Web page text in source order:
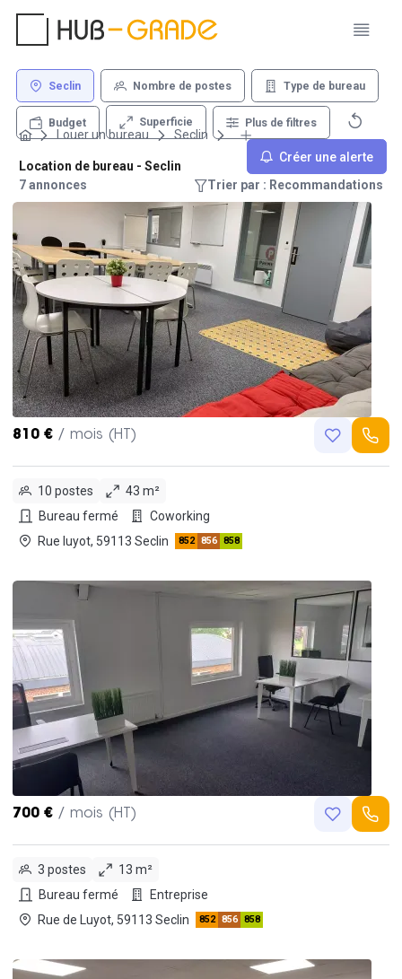
Seclin Nombre de postes Type de bureau
Budget Superficie Plus de filtres
Créer une alerte
Louer un bureau Seclin
Location de bureau - Seclin
7 annonces
Trier par : Recommandations
810 € / mois (HT)
10 postes
43 m²
Bureau fermé
Coworking
Rue luyot, 59113 Seclin
852 856 858
700 € / mois (HT)
3 postes
13 m²
Bureau fermé
Entreprise
Rue de Luyot, 59113 Seclin
852 856 858